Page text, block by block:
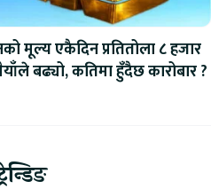
मूल्य एकैदिन प्रतितोला ८ हजार
बढ्यो, कतिमा हुँदैछ कारोबार ?